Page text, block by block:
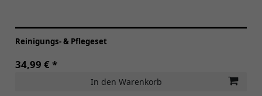
Reinigungs- & Pflegeset
34,99 € *
In den Warenkorb